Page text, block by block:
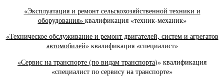
«Эксплуатация и ремонт сельскохозяйственной техники и
оборудования» квалификация «техник-механик»
«Техническое обслуживание и ремонт двигателей, систем и агрегатов
автомобилей» квалификация «специалист»
«Сервис на транспорте (по видам транспорта)» квалификация
«специалист по сервису на транспорте»